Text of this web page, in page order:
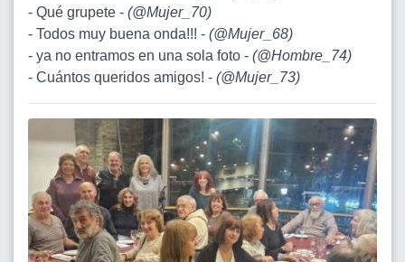
- Qué grupete - (@Mujer_70)
- Todos muy buena onda!!! - (@Mujer_68)
- ya no entramos en una sola foto - (@Hombre_74)
- Cuántos queridos amigos! - (@Mujer_73)